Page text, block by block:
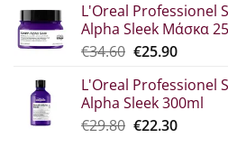
was:
€30.70.
τιμή
είναι:
€23.00.
L'Oreal Professionel
Alpha Sleek Μάσκα
€34.60 Original
was:
€34.60.
€25.90Η
τιμή
είναι:
€25.90.
L'Oreal Professionel
Alpha Sleek 300ml
€29.80 Original
€22.30Η